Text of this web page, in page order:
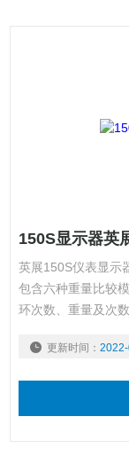
150S显示器英
英展150S仪表显示
包含六种重量比较
环次数、重量及次
mV/V。 灵活的校
更新时间： 2022-